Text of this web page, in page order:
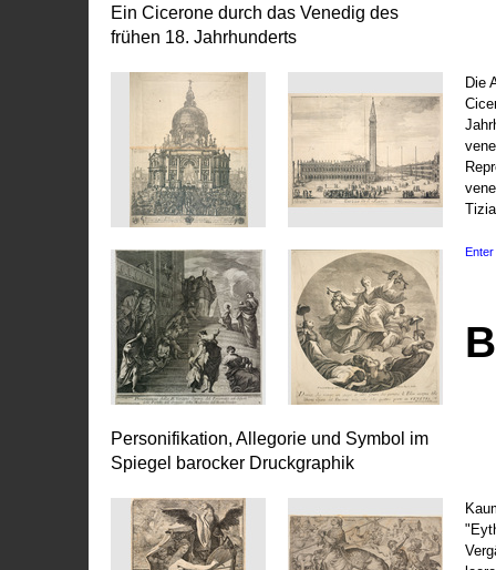
Ein Cicerone durch das Venedig des
frühen 18. Jahrhunderts
Die
Enter
Personifikation, Allegorie und Symbol im
Spiegel barocker Druckgraphik